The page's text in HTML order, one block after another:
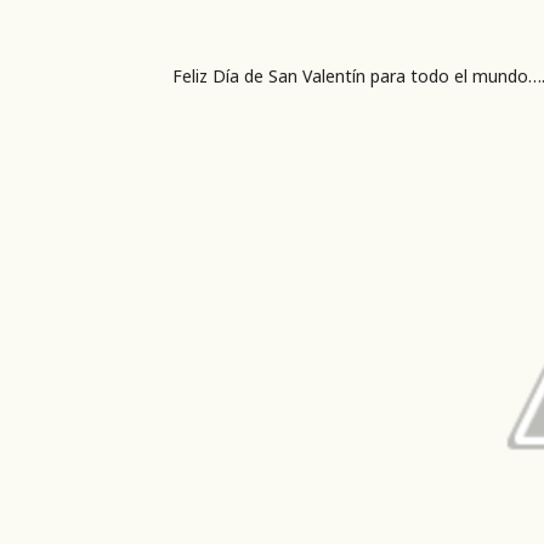
Feliz Día de San Valentín para todo el